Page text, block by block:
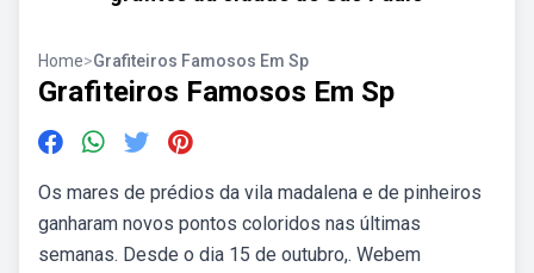
Home>Grafiteiros Famosos Em Sp
Grafiteiros Famosos Em Sp
Os mares de prédios da vila madalena e de pinheiros
ganharam novos pontos coloridos nas últimas
semanas. Desde o dia 15 de outubro,. Webem